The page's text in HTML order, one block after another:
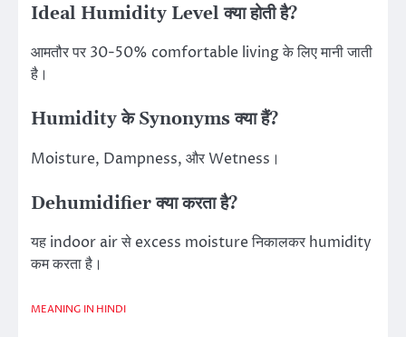
Ideal Humidity Level क्या होती है?
आमतौर पर 30-50% comfortable living के लिए मानी जाती
है।
Humidity के Synonyms क्या हैं?
Moisture, Dampness, और Wetness।
Dehumidifier क्या करता है?
यह indoor air से excess moisture निकालकर humidity
कम करता है।
MEANING IN HINDI